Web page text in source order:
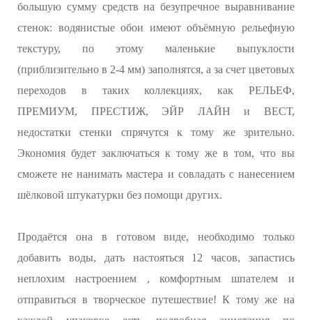
большую сумму средств на безупречное выравнивание
стенок: водянистые обои имеют объёмную рельефную
текстуру, по этому маленькие выпуклости
(приблизительно в 2-4 мм) заполнятся, а за счет цветовых
переходов в таких коллекциях, как РЕЛЬЕФ,
ПРЕМИУМ, ПРЕСТИЖ, ЭЙР ЛАЙН и ВЕСТ,
недостатки стенки спрячутся к тому же зрительно.
Экономия будет заключаться к тому же в том, что вы
сможете не нанимать мастера и совладать с нанесением
шёлковой штукатурки без помощи других.
Продаётся она в готовом виде, необходимо только
добавить воды, дать настояться 12 часов, запастись
неплохим настроением , комфортным шпателем и
отправиться в творческое путешествие! К тому же на